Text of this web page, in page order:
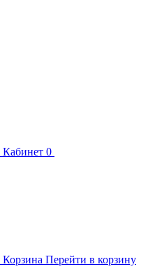
Кабинет 0
Корзина Перейти в корзину